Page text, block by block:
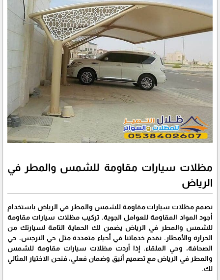
مظلات سيارات مقاومة للشمس والمطر في
الرياض
نصمم مظلات سيارات مقاومة للشمس والمطر في الرياض باستخدام
أجود المواد المقاومة للعوامل الجوية. تركيب مظلات سيارات مقاومة
للشمس والمطر في الرياض يضمن لك الحماية التامة لسيارتك من
الحرارة والأمطار. نقدم خدماتنا في أحياء متعددة مثل حي النرجس، حي
الصحافة، وحي الملقاء. إذا أردت مظلات سيارات مقاومة للشمس
والمطر في الرياض مع تصميم أنيق وضمان فعلي، فنحن الاختيار المثالي
لك.